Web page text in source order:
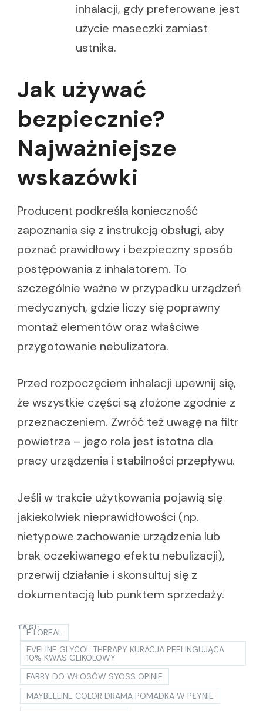
inhalacji, gdy preferowane jest
użycie maseczki zamiast
ustnika.
Jak używać
bezpiecznie?
Najważniejsze
wskazówki
Producent podkreśla konieczność
zapoznania się z instrukcją obsługi, aby
poznać prawidłowy i bezpieczny sposób
postępowania z inhalatorem. To
szczególnie ważne w przypadku urządzeń
medycznych, gdzie liczy się poprawny
montaż elementów oraz właściwe
przygotowanie nebulizatora.
Przed rozpoczęciem inhalacji upewnij się,
że wszystkie części są złożone zgodnie z
przeznaczeniem. Zwróć też uwagę na filtr
powietrza – jego rola jest istotna dla
pracy urządzenia i stabilności przepływu.
Jeśli w trakcie użytkowania pojawią się
jakiekolwiek nieprawidłowości (np.
nietypowe zachowanie urządzenia lub
brak oczekiwanego efektu nebulizacji),
przerwij działanie i skonsultuj się z
dokumentacją lub punktem sprzedaży.
TAGI:
E LOREAL
EVELINE GLYCOL THERAPY KURACJA PEELINGUJĄCA
10% KWAS GLIKOLOWY
FARBY DO WŁOSÓW SYOSS OPINIE
MAYBELLINE COLOR DRAMA POMADKA W PŁYNIE